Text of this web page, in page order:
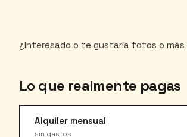
Lo que realmente pagas
Alquiler mensual
sin gastos